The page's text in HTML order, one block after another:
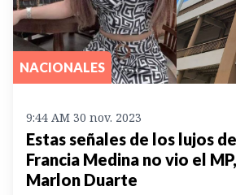
NACIONALES
9:44 AM 30 nov. 2023
Estas señales de los lujos
Francia Medina no vio el
Marlon Duarte